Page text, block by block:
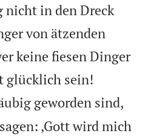
nicht in den Dreck
von ätzenden
keine fiesen Dinger
glücklich sein!
geworden sind,
‚Gott wird mich